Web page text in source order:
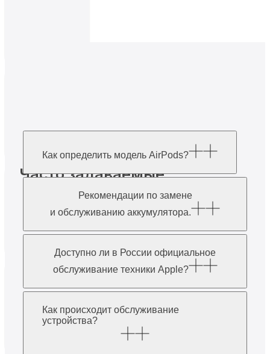
Часто задаваемые
вопросы
Как определить модель AirPods?
Рекомендации по замене
и обслуживанию аккумулятора.
Доступно ли в России официальное
обслуживание техники Apple?
Как происходит обслуживание
устройства?